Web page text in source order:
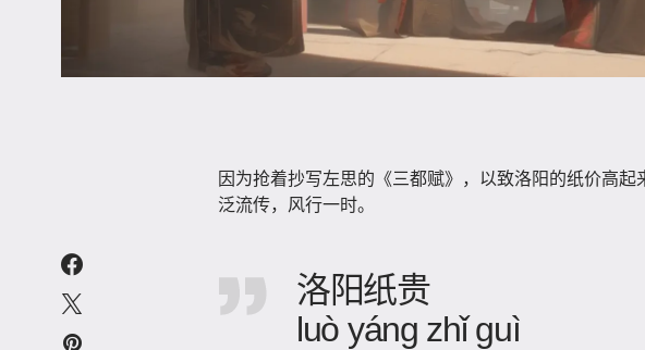
因为抢着抄写左思的《三都赋》，以致洛阳的纸价高
泛流传，风行一时。
洛阳纸贵
luò yáng zhǐ guì